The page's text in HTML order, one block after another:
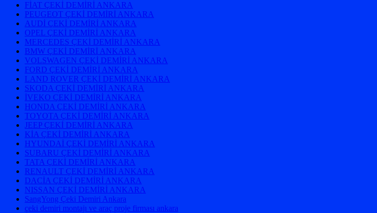
FİAT ÇEKİ DEMİRİ ANKARA
PEUGEOT ÇEKİ DEMİRİ ANKARA
AUDİ ÇEKİ DEMİRİ ANKARA
OPEL ÇEKİ DEMİRİ ANKARA
MERCEDES ÇEKİ DEMİRİ ANKARA
BMW ÇEKİ DEMİRİ ANKARA
VOLSWAGEN ÇEKİ DEMİRİ ANKARA
FORD ÇEKİ DEMİRİ ANKARA
LAND ROVER ÇEKİ DEMİRİ ANKARA
SKODA ÇEKİ DEMİRİ ANKARA
İVEKO ÇEKİ DEMİRİ ANKARA
HONDA ÇEKİ DEMİRİ ANKARA
TOYOTA ÇEKİ DEMİRİ ANKARA
JEEP ÇEKİ DEMİRİ ANKARA
KİA ÇEKİ DEMİRİ ANKARA
HYUNDAİ ÇEKİ DEMİRİ ANKARA
SUBARU ÇEKİ DEMİRİ ANKARA
TATA ÇEKİ DEMİRİ ANKARA
RENAULT ÇEKİ DEMİRİ ANKARA
DACİA ÇEKİ DEMİRİ ANKARA
NISSAN ÇEKİ DEMİRİ ANKARA
SangYong Çeki Demiri Ankara
çeki demiri montajı ve araç proje firması ankara